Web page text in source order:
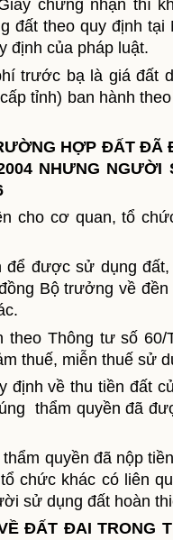
chứng nhận thì
theo quy định tại
định của pháp luật.
trước bạ là giá đất
tỉnh) ban hành
HỢP ĐẤT ĐÃ
NHƯNG
cho cơ quan, tổ
được sử dụng
Bộ trưởng về
Thông tư số
thuế, miễn thuế sử
định về thu tiền đất
thẩm quyền đã
quyền đã nộp
chức khác có liên
sử dụng đất hoàn
ĐẤT ĐAI TRONG